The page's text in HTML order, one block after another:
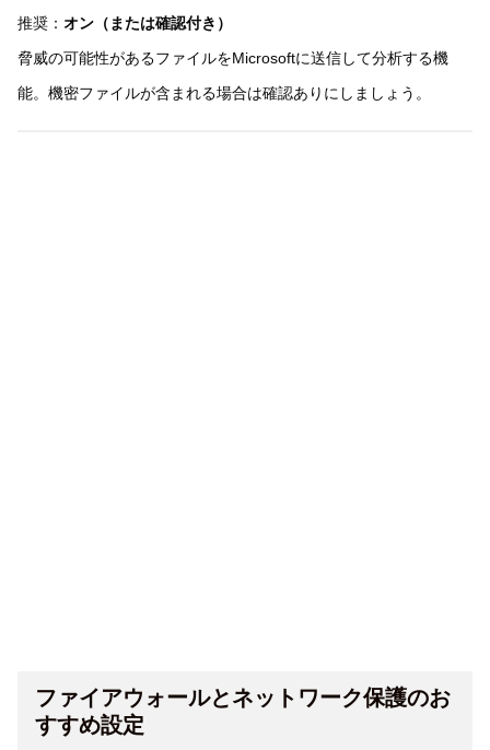
推奨： オン（または確認付き）
脅威の可能性があるファイルをMicrosoftに送信して分析する機
能。機密ファイルが含まれる場合は確認ありにしましょう。
ファイアウォールとネットワーク保護のお
すすめ設定